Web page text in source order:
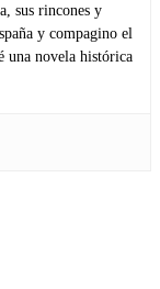
sus rincones y
y compagino el
una novela histórica